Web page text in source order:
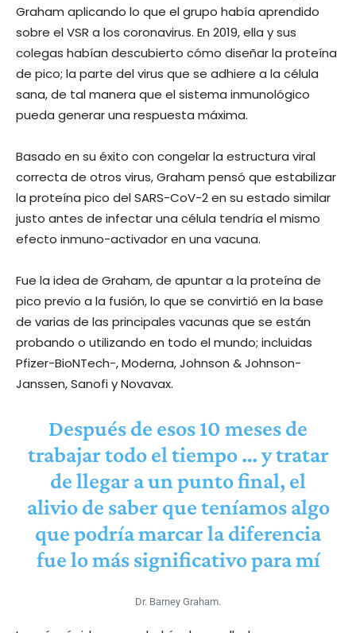
Graham aplicando lo que el grupo había aprendido
sobre el VSR a los coronavirus. En 2019, ella y sus
colegas habían descubierto cómo diseñar la proteína
de pico; la parte del virus que se adhiere a la célula
sana, de tal manera que el sistema inmunológico
pueda generar una respuesta máxima.
Basado en su éxito con congelar la estructura viral
correcta de otros virus, Graham pensó que estabilizar
la proteína pico del SARS-CoV-2 en su estado similar
justo antes de infectar una célula tendría el mismo
efecto inmuno-activador en una vacuna.
Fue la idea de Graham, de apuntar a la proteína de
pico previo a la fusión, lo que se convirtió en la base
de varias de las principales vacunas que se están
probando o utilizando en todo el mundo; incluidas
Pfizer-BioNTech-, Moderna, Johnson & Johnson-
Janssen, Sanofi y Novavax.
Después de esos 10 meses de
trabajar todo el tiempo … y tratar
de llegar a un punto final, el
alivio de saber que teníamos algo
que podría marcar la diferencia
fue lo más significativo para mí
Dr. Barney Graham.